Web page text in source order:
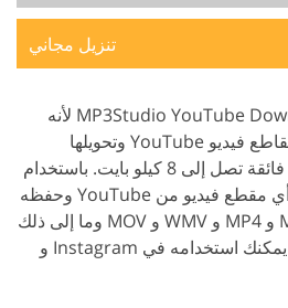
تنزيل مجاني
: لقد اخترت MP3Studio YouTube Downloader لأنه
يقوم بعمل رائع في تنزيل مقاطع فيديو YouTube وتحويلها
بسرعة غير محدودة وجودة فائقة تصل إلى 8 كيلو بايت. باستخدام
هذا البرنامج ، يمكنك تنزيل أي مقطع فيديو من YouTube وحفظه
بأي تنسيق تريده ، مثل MP3 و MP4 و WMV و MOV وما إلى ذلك
، بالإضافة إلى YouTube ، يمكنك استخدامه في Instagram و